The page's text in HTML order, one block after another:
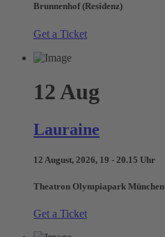
Brunnenhof (Residenz)
Get a Ticket
12 Aug
Lauraine
12 August, 2026, 19 - 20.15 Uhr
Theatron Olympiapark München
Get a Ticket